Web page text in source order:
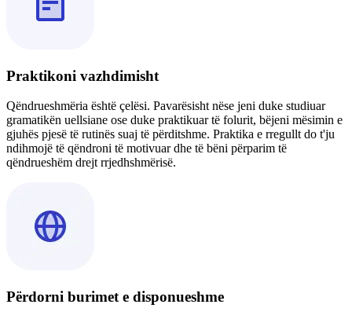
Praktikoni vazhdimisht
Qëndrueshmëria është çelësi. Pavarësisht nëse jeni duke studiuar
gramatikën uellsiane ose duke praktikuar të folurit, bëjeni mësimin e
gjuhës pjesë të rutinës suaj të përditshme. Praktika e rregullt do t'ju
ndihmojë të qëndroni të motivuar dhe të bëni përparim të
qëndrueshëm drejt rrjedhshmërisë.
Përdorni burimet e disponueshme